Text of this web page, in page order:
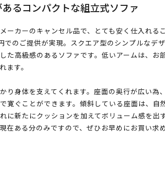
るコンパクトな組立式ソファ
ーカーのキャンセル品で、とても安く仕入れる
のご提供が実現。スクエア型のシンプルなデ
た高級感のあるソファです。低いアームは、お
ます。
り身体を支えてくれます。座面の奥行が広い為
寛ぐことができます。傾斜している座面は、自
に新たにクッションを加えてボリューム感を出
在ある分のみですので、ぜひお早めにお買い求